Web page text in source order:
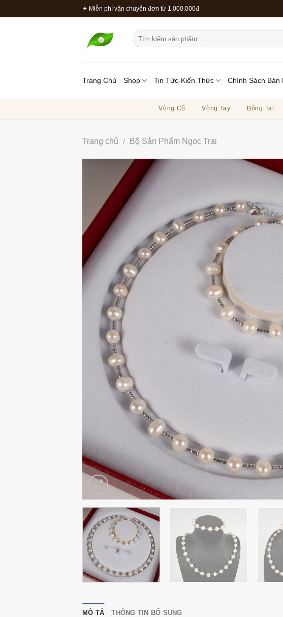
qua
✦ Miễn phí vận chuyển đơn từ 1.000.000đ
Tìm
kiếm:
Trang Chủ Shop Tin Tức-Kiến Thức Chính Sách Bán
Vòng Cổ Vòng Tay Bông Tai
Trang chủ / Bộ Sản Phẩm Ngọc Trai
MÔ TẢ THÔNG TIN BỔ SUNG